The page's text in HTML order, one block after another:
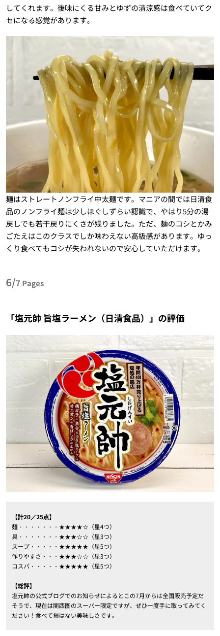
してくれます。後味にくる甘みとゆずの清涼感は食べていてク
セになる感覚があります。
麺はストレートノンフライ中太麺です。マニアの間では日清食
品のノンフライ麺は少しほぐしずらい認識で、やはり5分の湯
戻しでも若干戻りにくさが残りました。ただ、麺のコシとかみ
ごたえはこのクラスでしか味わえない高級感があります。ゆっ
くり食べてもコシが失われないので安心していただけます。
6/7 Pages
「塩元帥 旨塩ラーメン（日清食品）」の評価
【計20／25点】
麺・・・・・・・★★★★☆（星4つ）
具・・・・・・・★★★☆☆（星3つ）
スープ・・・・・★★★★★（星5つ）
作りやすさ・・・★★★☆☆（星3つ）
コスパ・・・・・★★★★★（星5つ）
【総評】
塩元帥の公式ブログでのお知らせによるとこの7月からは全国販売予定だ
そうで、現在は関西圏のスーパー限定ですが、ぜひ一度手に取ってみてく
ださい！食べて損はない美味しさです。